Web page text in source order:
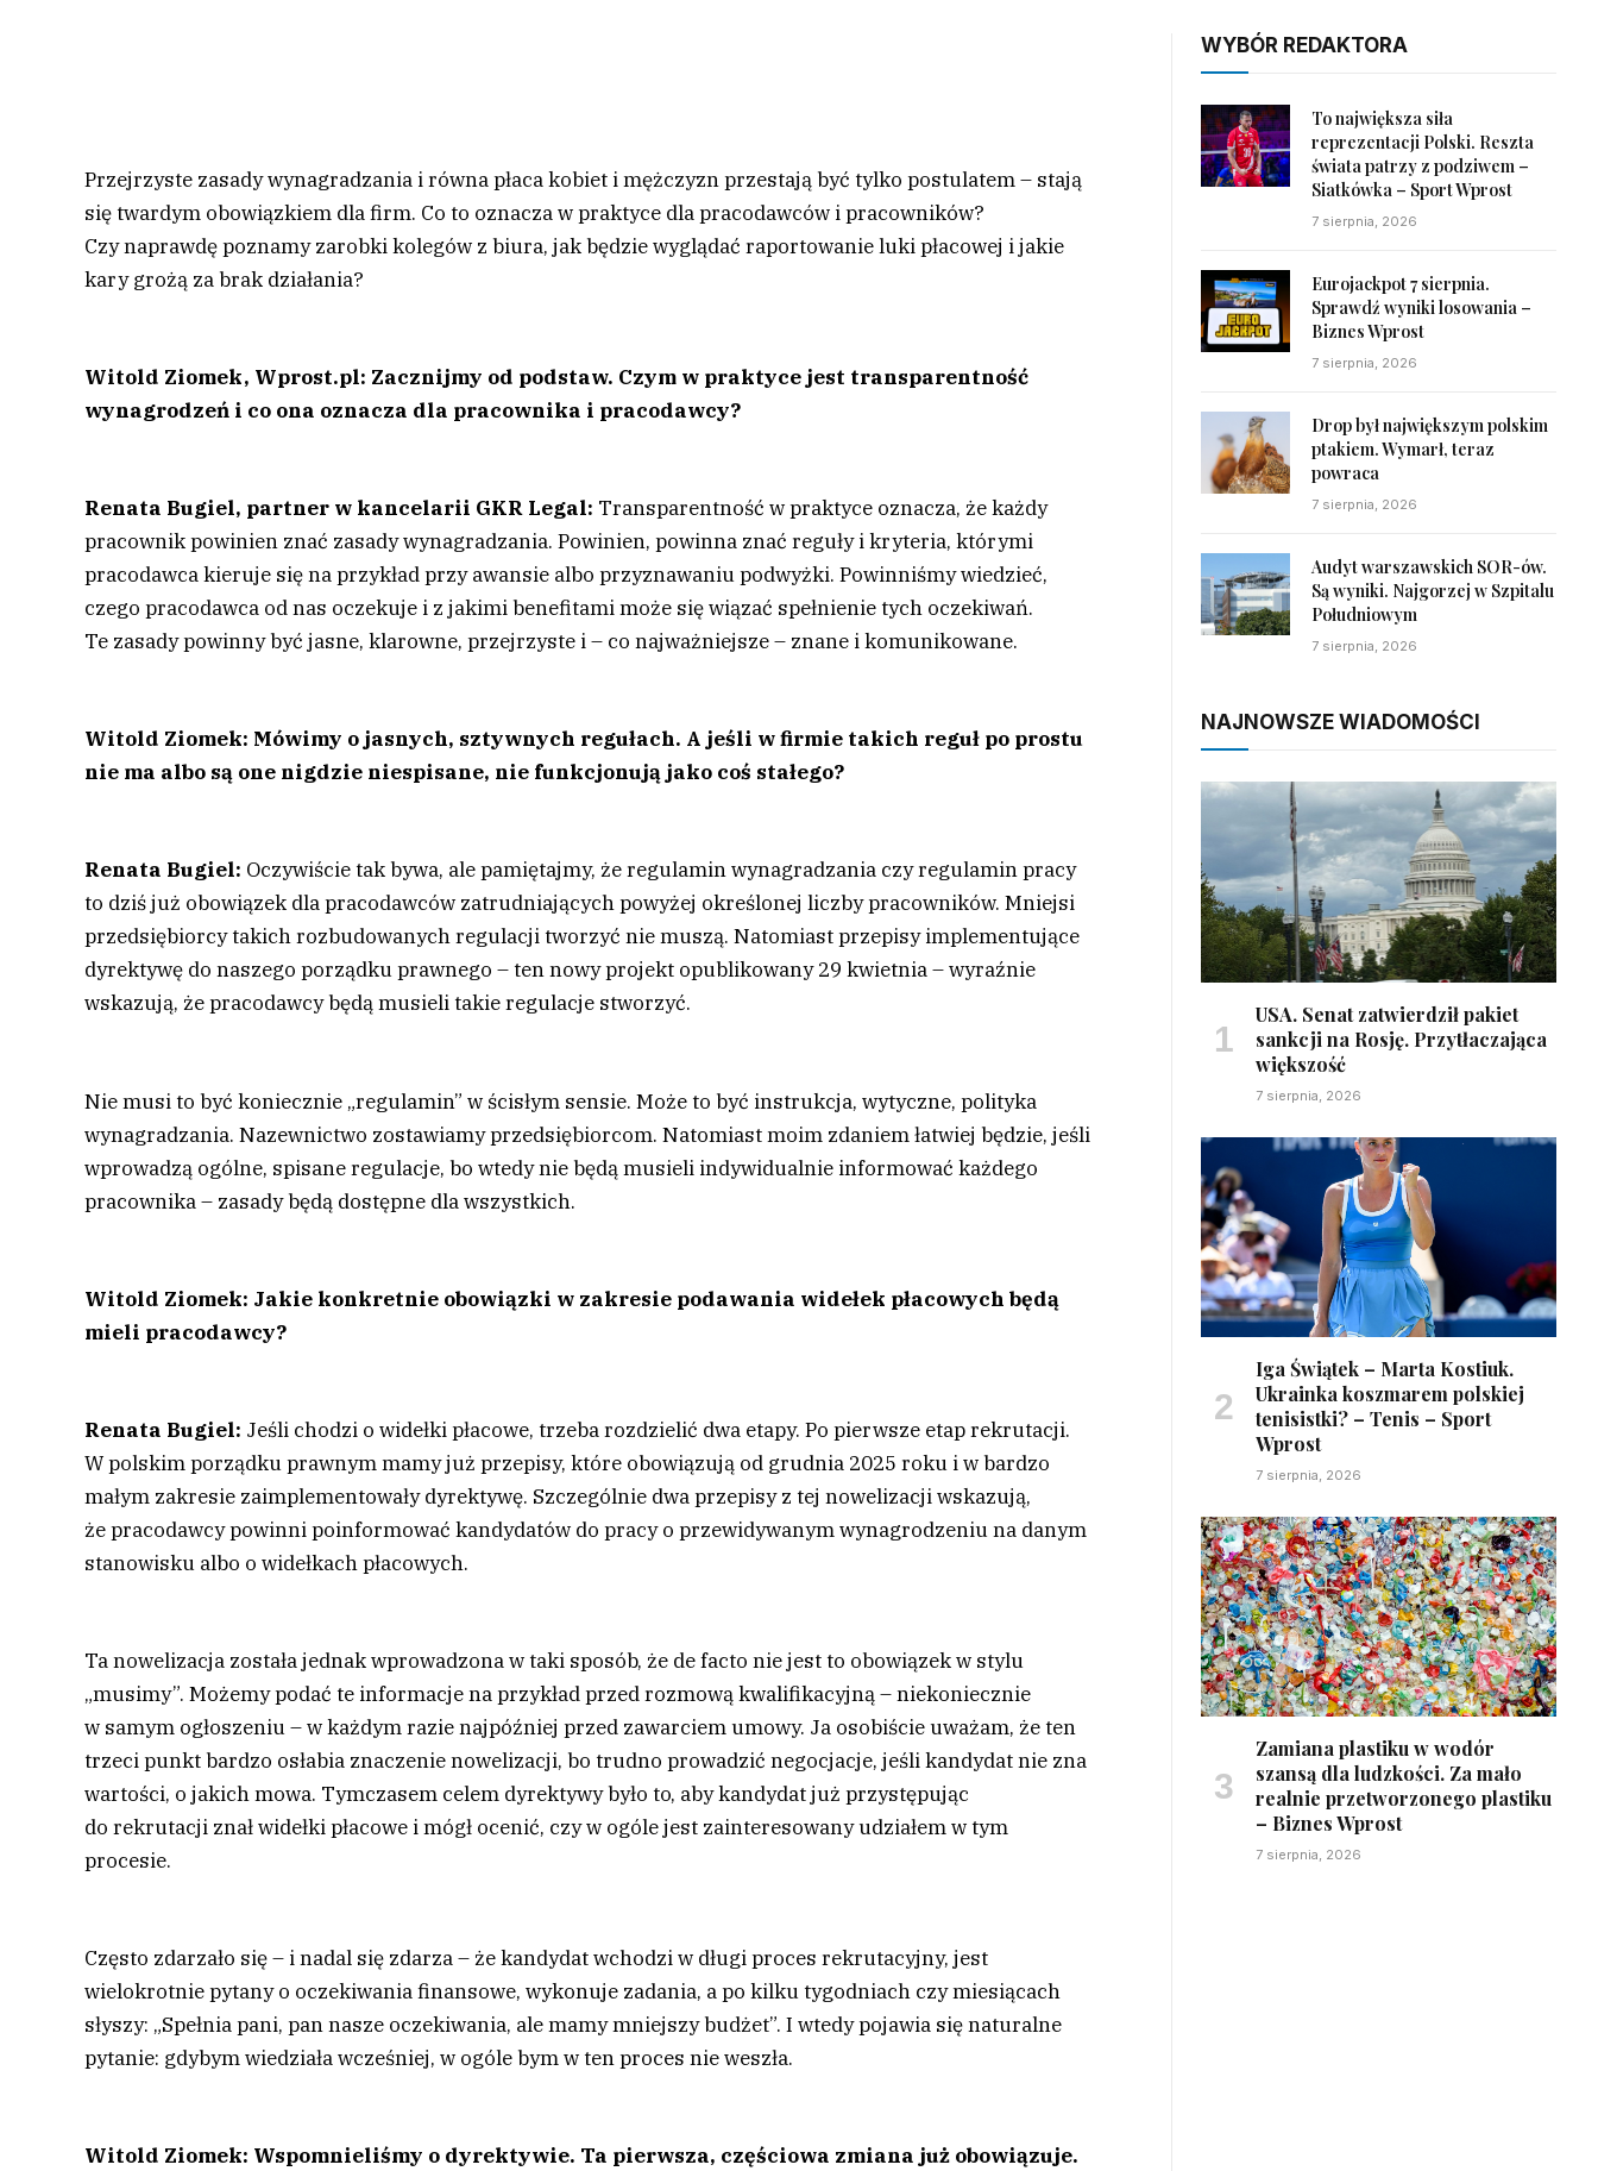
Przejrzyste zasady wynagradzania i równa płaca kobiet i mężczyzn przestają być tylko postulatem – stają
się twardym obowiązkiem dla firm. Co to oznacza w praktyce dla pracodawców i pracowników?
Czy naprawdę poznamy zarobki kolegów z biura, jak będzie wyglądać raportowanie luki płacowej i jakie
kary grożą za brak działania?
Witold Ziomek, Wprost.pl: Zacznijmy od podstaw. Czym w praktyce jest transparentność
wynagrodzeń i co ona oznacza dla pracownika i pracodawcy?
Renata Bugiel, partner w kancelarii GKR Legal: Transparentność w praktyce oznacza, że każdy
pracownik powinien znać zasady wynagradzania. Powinien, powinna znać reguły i kryteria, którymi
pracodawca kieruje się na przykład przy awansie albo przyznawaniu podwyżki. Powinniśmy wiedzieć,
czego pracodawca od nas oczekuje i z jakimi benefitami może się wiązać spełnienie tych oczekiwań.
Te zasady powinny być jasne, klarowne, przejrzyste i – co najważniejsze – znane i komunikowane.
Witold Ziomek: Mówimy o jasnych, sztywnych regułach. A jeśli w firmie takich reguł po prostu
nie ma albo są one nigdzie niespisane, nie funkcjonują jako coś stałego?
Renata Bugiel: Oczywiście tak bywa, ale pamiętajmy, że regulamin wynagradzania czy regulamin pracy
to dziś już obowiązek dla pracodawców zatrudniających powyżej określonej liczby pracowników. Mniejsi
przedsiębiorcy takich rozbudowanych regulacji tworzyć nie muszą. Natomiast przepisy implementujące
dyrektywę do naszego porządku prawnego – ten nowy projekt opublikowany 29 kwietnia – wyraźnie
wskazują, że pracodawcy będą musieli takie regulacje stworzyć.
Nie musi to być koniecznie „regulamin” w ścisłym sensie. Może to być instrukcja, wytyczne, polityka
wynagradzania. Nazewnictwo zostawiamy przedsiębiorcom. Natomiast moim zdaniem łatwiej będzie, jeśli
wprowadzą ogólne, spisane regulacje, bo wtedy nie będą musieli indywidualnie informować każdego
pracownika – zasady będą dostępne dla wszystkich.
Witold Ziomek: Jakie konkretnie obowiązki w zakresie podawania widełek płacowych będą
mieli pracodawcy?
Renata Bugiel: Jeśli chodzi o widełki płacowe, trzeba rozdzielić dwa etapy. Po pierwsze etap rekrutacji.
W polskim porządku prawnym mamy już przepisy, które obowiązują od grudnia 2025 roku i w bardzo
małym zakresie zaimplementowały dyrektywę. Szczególnie dwa przepisy z tej nowelizacji wskazują,
że pracodawcy powinni poinformować kandydatów do pracy o przewidywanym wynagrodzeniu na danym
stanowisku albo o widełkach płacowych.
Ta nowelizacja została jednak wprowadzona w taki sposób, że de facto nie jest to obowiązek w stylu
„musimy”. Możemy podać te informacje na przykład przed rozmową kwalifikacyjną – niekoniecznie
w samym ogłoszeniu – w każdym razie najpóźniej przed zawarciem umowy. Ja osobiście uważam, że ten
trzeci punkt bardzo osłabia znaczenie nowelizacji, bo trudno prowadzić negocjacje, jeśli kandydat nie zna
wartości, o jakich mowa. Tymczasem celem dyrektywy było to, aby kandydat już przystępując
do rekrutacji znał widełki płacowe i mógł ocenić, czy w ogóle jest zainteresowany udziałem w tym
procesie.
Często zdarzało się – i nadal się zdarza – że kandydat wchodzi w długi proces rekrutacyjny, jest
wielokrotnie pytany o oczekiwania finansowe, wykonuje zadania, a po kilku tygodniach czy miesiącach
słyszy: „Spełnia pani, pan nasze oczekiwania, ale mamy mniejszy budżet”. I wtedy pojawia się naturalne
pytanie: gdybym wiedziała wcześniej, w ogóle bym w ten proces nie weszła.
Witold Ziomek: Wspomnieliśmy o dyrektywie. Ta pierwsza, częściowa zmiana już obowiązuje.
WYBÓR REDAKTORA
To największa siła
reprezentacji Polski. Reszta
świata patrzy z podziwem –
Siatkówka – Sport Wprost
7 sierpnia, 2026
Eurojackpot 7 sierpnia.
Sprawdź wyniki losowania –
Biznes Wprost
7 sierpnia, 2026
Drop był największym polskim
ptakiem. Wymarł, teraz
powraca
7 sierpnia, 2026
Audyt warszawskich SOR-ów.
Są wyniki. Najgorzej w Szpitalu
Południowym
7 sierpnia, 2026
NAJNOWSZE WIADOMOŚCI
USA. Senat zatwierdził pakiet
sankcji na Rosję. Przytłaczająca
większość
7 sierpnia, 2026
Iga Świątek – Marta Kostiuk.
Ukrainka koszmarem polskiej
tenisistki? – Tenis – Sport
Wprost
7 sierpnia, 2026
Zamiana plastiku w wodór
szansą dla ludzkości. Za mało
realnie przetworzonego plastiku
– Biznes Wprost
7 sierpnia, 2026